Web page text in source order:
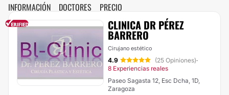
INFORMACIÓN DOCTORES PRECIO
CLINICA DR PÉREZ
BARRERO
Cirujano estético
4.9 (25 Opiniones)·
8 Experiencias reales
Paseo Sagasta 12, Esc Dcha, 1D,
Zaragoza